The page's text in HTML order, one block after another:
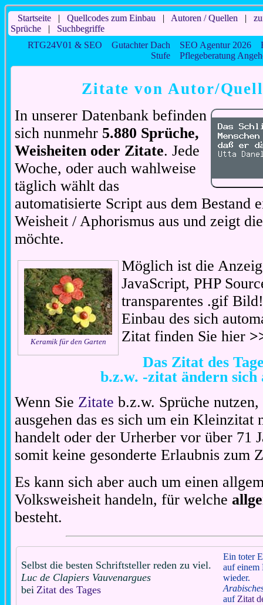
Startseite| Quellcodes zum Einbau | Autoren / Quellen |
Sprüche| Suchbegriffe
RTG24V01 & SEO
Gutachter Dach SEO Agentur 2026
Stufe
Pflegeberatung
Zitate von Autor/
In unserer Datenbank befinden
sich nunmehr 5.880 Sprüche,
Weisheiten oder Zitate. Jede
Woche, oder auch wahlweise
täglich wählt das
automatisierte Script aus dem Bestand
Weisheit / Aphorismus aus und zeigt
möchte.
Keramik für den Garten
Möglich ist die
JavaScript, PHP
transparentes .gif
Einbau des sich
Zitat finden Sie hier
Das Zitat des
b.z.w. -zitat ändern sich
Wenn Sie Zitate b.z.w. Sprüche
ausgehen das es sich um ein Kleinzitat
handelt oder der Urherber vor über 71
somit keine gesonderte Erlaubnis zum
Es kann sich aber auch um einen
Volksweisheit handeln, für welche
besteht.
Selbst die besten Schriftsteller reden zu viel.
Luc de Clapiers Vauvenargues
bei Zitat des Tages
Ein toter
auf einem
wieder.
auf Zitat